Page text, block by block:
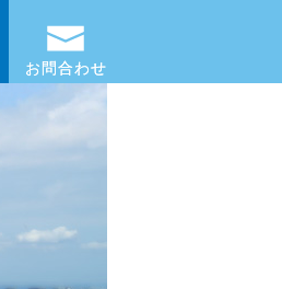
お問合わせ